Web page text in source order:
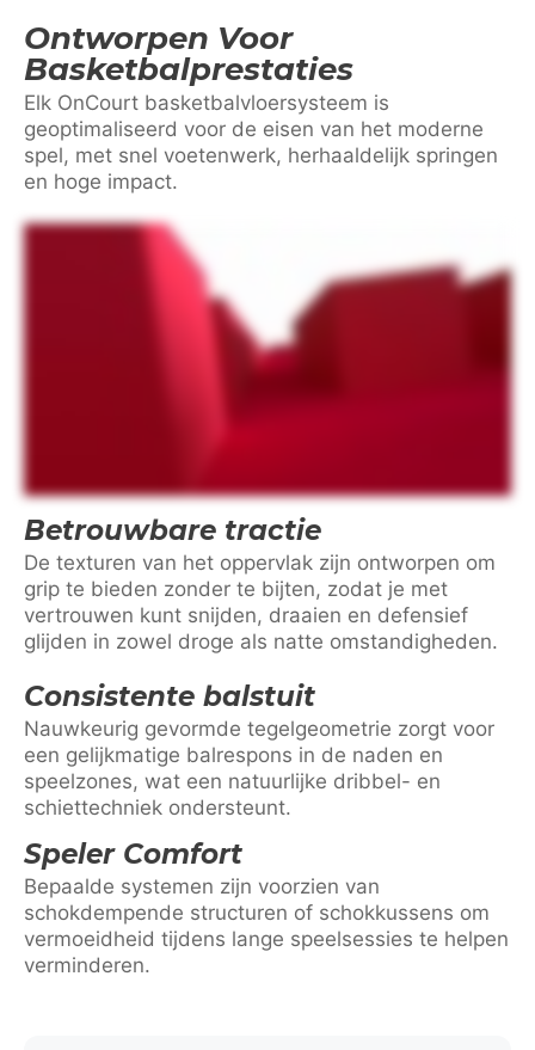
Ontworpen Voor
Basketbalprestaties
Elk OnCourt basketbalvloersysteem is
geoptimaliseerd voor de eisen van het moderne
spel, met snel voetenwerk, herhaaldelijk springen
en hoge impact.
Betrouwbare tractie
De texturen van het oppervlak zijn ontworpen om
grip te bieden zonder te bijten, zodat je met
vertrouwen kunt snijden, draaien en defensief
glijden in zowel droge als natte omstandigheden.
Consistente balstuit
Nauwkeurig gevormde tegelgeometrie zorgt voor
een gelijkmatige balrespons in de naden en
speelzones, wat een natuurlijke dribbel- en
schiettechniek ondersteunt.
Speler Comfort
Bepaalde systemen zijn voorzien van
schokdempende structuren of schokkussens om
vermoeidheid tijdens lange speelsessies te helpen
verminderen.